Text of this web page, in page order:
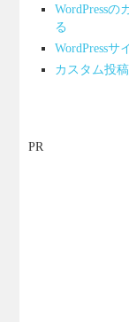
WordPress
る
WordPress
カスタム投
PR